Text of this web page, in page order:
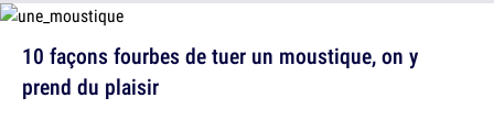
10 façons fourbes de tuer un moustique, on y
prend du plaisir